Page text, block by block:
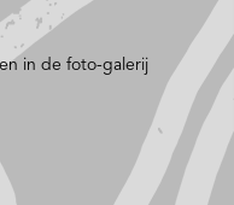
in de foto-galerij